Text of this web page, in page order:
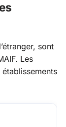
sont
Les